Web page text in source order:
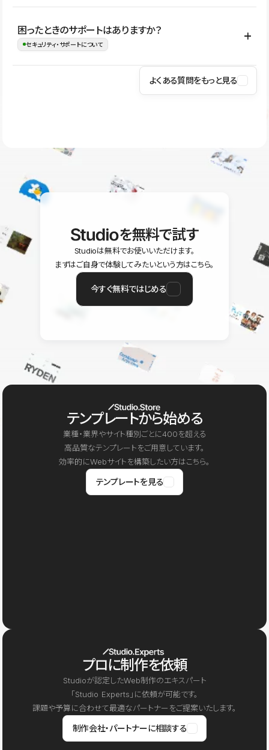
ながらレイアウトに影響を与えずに更新作業を進めやすくなりま
す。
Studioでは、公開サイトやサービスを安全に利用できるよう、通信
の暗号化、データ保護、アクセス管理、脆弱性対策など、複数の観
はSSL/TLSによる通信暗号化に対応しており、悪質なスクリプトの
困ったときのサポートはありますか？
セキュリティ・サポートについて
操作方法や機能については、ヘルプセンターでご確認いただけま
ユーザー同士で質問・相談できるコミュニティもご利用ください。
よくある質問をもっと見る
を無料で試す
Studioは無料でお使いいただけます。
まずはご自身で体験してみたいという方はこちら。
今すぐ無料ではじめる
テンプレートから始める
業種・業界やサイト種別ごとに400を超える
高品質なテンプレートをご用意しています。
効率的にWebサイトを構築したい方はこちら。
テンプレートを見る
プロに制作を依頼
Studioが認定したWeb制作のエキスパート
「Studio Experts」に依頼が可能です。
課題や予算に合わせて最適なパートナーをご提案いたします。
制作会社・パートナーに相談する